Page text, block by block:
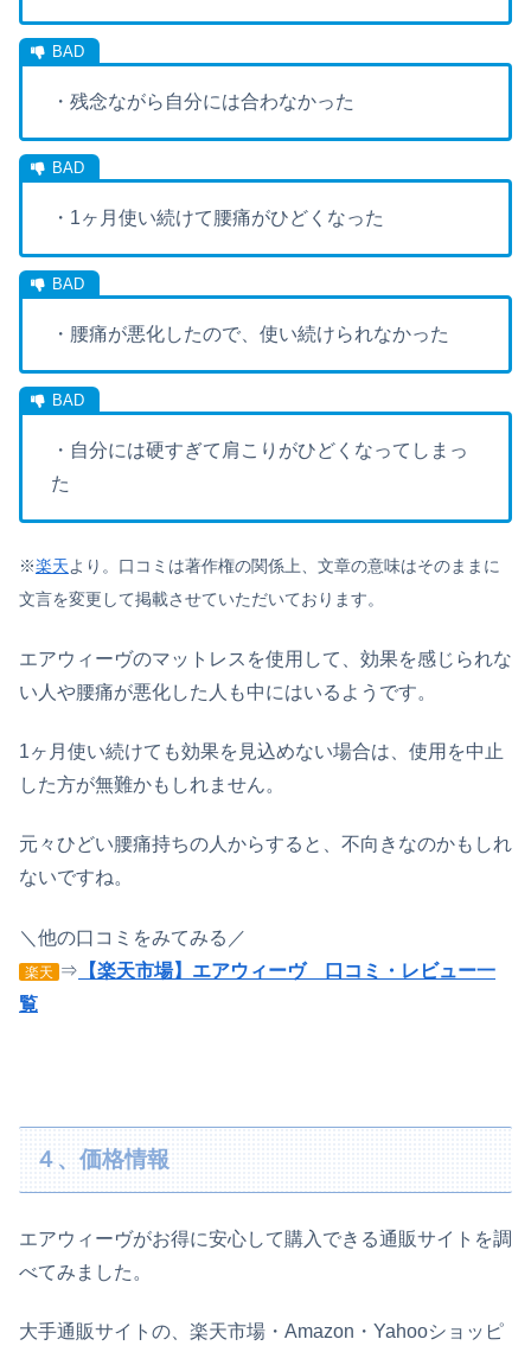
・残念ながら自分には合わなかった
・1ヶ月使い続けて腰痛がひどくなった
・腰痛が悪化したので、使い続けられなかった
・自分には硬すぎて肩こりがひどくなってしまっ
た
※楽天より。口コミは著作権の関係上、文章の意味はそのままに
文言を変更して掲載させていただいております。
エアウィーヴのマットレスを使用して、効果を感じられな
い人や腰痛が悪化した人も中にはいるようです。
1ヶ月使い続けても効果を見込めない場合は、使用を中止
した方が無難かもしれません。
元々ひどい腰痛持ちの人からすると、不向きなのかもしれ
ないですね。
＼他の口コミをみてみる／
楽天 ⇒ 【楽天市場】エアウィーヴ 口コミ・レビュー一
覧
４、価格情報
エアウィーヴがお得に安心して購入できる通販サイトを調
べてみました。
大手通販サイトの、楽天市場・Amazon・Yahooショッピ